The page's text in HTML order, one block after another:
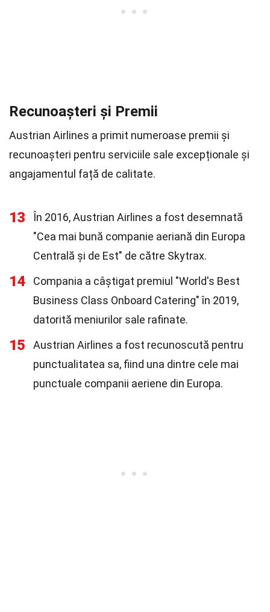
Recunoașteri și Premii
Austrian Airlines a primit numeroase premii și
recunoașteri pentru serviciile sale excepționale și
angajamentul față de calitate.
13
În 2016, Austrian Airlines a fost desemnată
"Cea mai bună companie aeriană din Europa
Centrală și de Est" de către Skytrax.
14
Compania a câștigat premiul "World's Best
Business Class Onboard Catering" în 2019,
datorită meniurilor sale rafinate.
15
Austrian Airlines a fost recunoscută pentru
punctualitatea sa, fiind una dintre cele mai
punctuale companii aeriene din Europa.